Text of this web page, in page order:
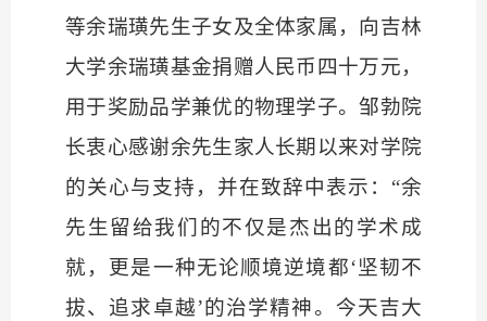
等余瑞璜先生子女及全体家属，向吉林
大学余瑞璜基金捐赠人民币四十万元，
用于奖励品学兼优的物理学子。邹勃院
长衷心感谢余先生家人长期以来对学院
的关心与支持，并在致辞中表示： “余
先生留给我们的不仅是杰出的学术成
就，更是一种无论顺境逆境都‘坚韧不
拔、追求卓越’的治学精神。今天吉大